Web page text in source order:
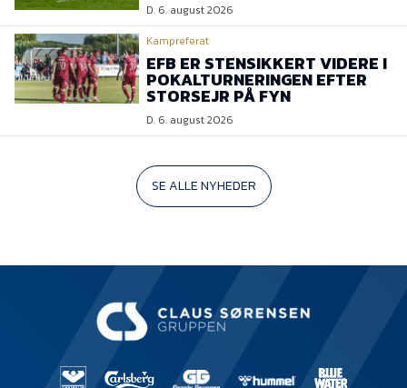
D. 6. august 2026
Kampreferat
EFB ER STENSIKKERT VIDERE I
POKALTURNERINGEN EFTER
STORSEJR PÅ FYN
D. 6. august 2026
SE ALLE NYHEDER